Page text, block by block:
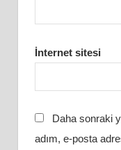
İnternet sitesi
Daha sonraki
adım, e-posta